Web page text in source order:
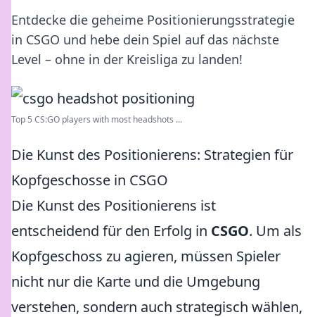
Entdecke die geheime Positionierungsstrategie
in CSGO und hebe dein Spiel auf das nächste
Level – ohne in der Kreisliga zu landen!
Top 5 CS:GO players with most headshots ...
Die Kunst des Positionierens: Strategien für
Kopfgeschosse in CSGO
Die Kunst des Positionierens ist
entscheidend für den Erfolg in CSGO. Um als
Kopfgeschoss zu agieren, müssen Spieler
nicht nur die Karte und die Umgebung
verstehen, sondern auch strategisch wählen,